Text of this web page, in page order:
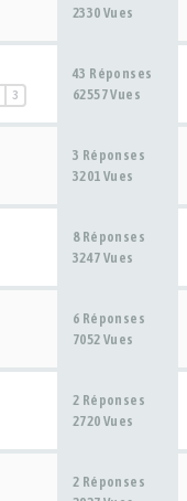
2330 Vues
3
43 Réponses
62557 Vues
3 Réponses
3201 Vues
8 Réponses
3247 Vues
6 Réponses
7052 Vues
2 Réponses
2720 Vues
2 Réponses